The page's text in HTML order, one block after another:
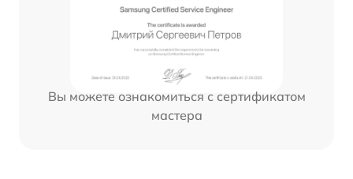
Вы можете ознакомиться с сертификатом
мастера